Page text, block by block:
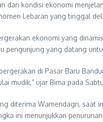
dan kondisi ekonomi
Lebaran yang tinggal
ekonomi yang
pengunjung yang datang
di Pasar Baru
mudik,” ujar Bima pada
diterima Wamendagri, saat
ini menunjukkan